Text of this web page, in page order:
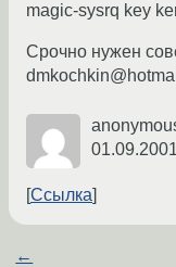
magic-sysrq key
Срочно нужен
Ссылка
←